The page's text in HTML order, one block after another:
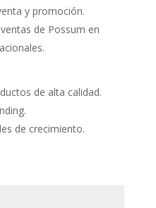
y promoción.
de Possum en
de alta calidad.
de crecimiento.